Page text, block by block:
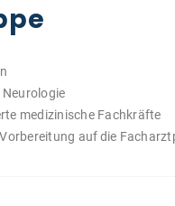
medizinische Fachkräfte
auf die